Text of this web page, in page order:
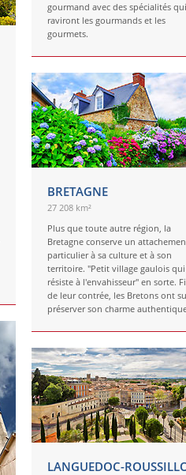
gourmand avec des spécialités qui
raviront les gourmands et les
gourmets.
BRETAGNE
27 208 km²
Plus que toute autre région, la
Bretagne conserve un
particulier à sa culture et à son
territoire. "Petit village gaulois qui
résiste à l'envahisseur" en sorte.
de leur contrée, les Bretons ont
préserver son charme
LANGUEDOC-